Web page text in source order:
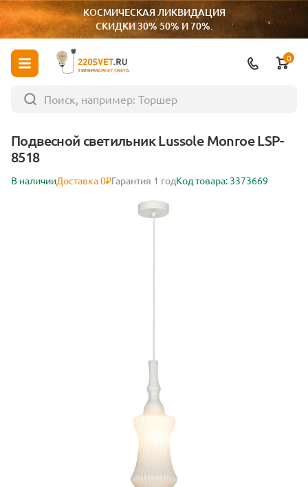
КОСМИЧЕСКАЯ ЛИКВИДАЦИЯ
СКИДКИ 30% 50% И 70%.
ГИПЕРМАРКЕТ СВЕТА
0
Подвесной светильник Lussole Monroe LSP-
8518
В наличииДоставка 0₽Гарантия 1 годКод товара: 3373669